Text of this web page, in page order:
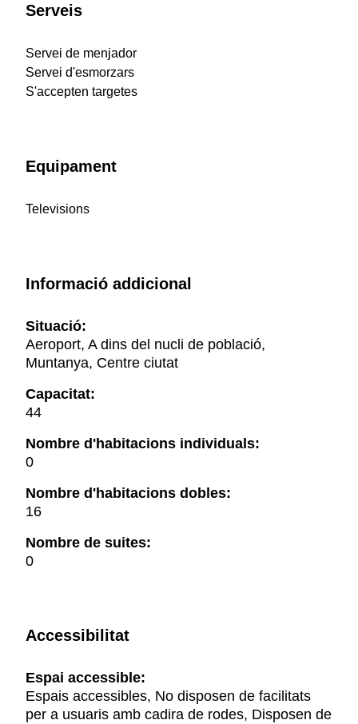
Serveis
Servei de menjador
Servei d'esmorzars
S'accepten targetes
Equipament
Televisions
Informació addicional
Situació:
Aeroport, A dins del nucli de població,
Muntanya, Centre ciutat
Capacitat:
44
Nombre d'habitacions individuals:
0
Nombre d'habitacions dobles:
16
Nombre de suites:
0
Accessibilitat
Espai accessible:
Espais accessibles, No disposen de facilitats
per a usuaris amb cadira de rodes, Disposen de